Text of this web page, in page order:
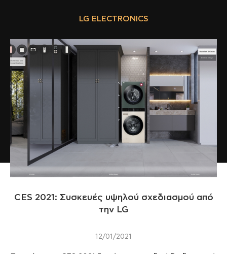
LG ELECTRONICS
CES 2021: Συσκευές υψηλού σχεδιασμού από
την LG
12/01/2021